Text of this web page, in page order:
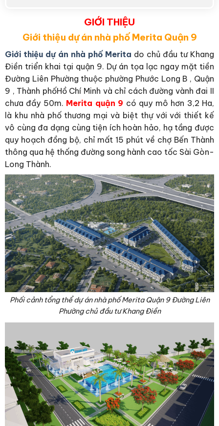
GIỚI THIỆU
Giới thiệu dự án nhà phố Merita Quận 9
Giới thiệu dự án nhà phố Merita do chủ đầu tư Khang
Điền triển khai tại quận 9. Dự án tọa lạc ngay mặt tiền
Đường Liên Phường thuộc phường Phước Long B , Quận
9 , Thành phốHồ Chí Minh và chỉ cách đường vành đai II
chưa đầy 50m. Merita quận 9 có quy mô hơn 3,2 Ha,
là khu nhà phố thương mại và biệt thự với với thiết kế
vô cùng đa dạng cùng tiện ích hoàn hảo, hạ tầng được
quy hoạch đồng bộ, chỉ mất 15 phút về chợ Bến Thành
thông qua hệ thống đường song hành cao tốc Sài Gòn-
Long Thành.
Phối cảnh tổng thể dự án nhà phố Merita Quận 9 Đường Liên
Phường chủ đầu tư Khang Điền